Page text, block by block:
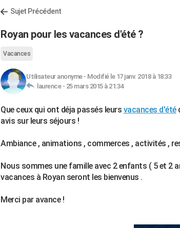
Sujet Précédent
Royan pour les vacances d'été ?
Vacances
Utilisateur anonyme- Modifié le 17 janv. 2018 à 18:33
laurence - 25 mars 2015 à 21:34
Que ceux qui ont déja passés leurs vacances d'été
avis sur leurs séjours !
Ambiance , animations , commerces , activités ,
Nous sommes une famille avec 2 enfants ( 5 et 2
vacances à Royan seront les bienvenus .
Merci par avance !